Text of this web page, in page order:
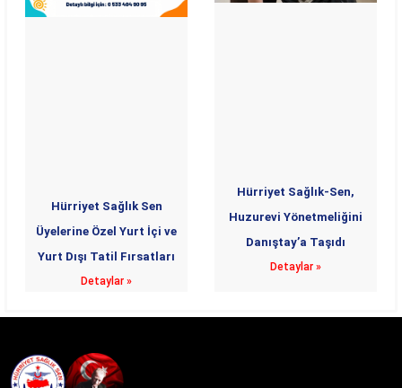
Hürriyet Sağlık Sen
Üyelerine Özel Yurt İçi ve
Yurt Dışı Tatil Fırsatları
Detaylar »
Hürriyet Sağlık-Sen,
Huzurevi Yönetmeliğini
Danıştay’a Taşıdı
Detaylar »